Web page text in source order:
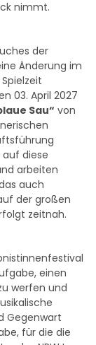
Änderung im
03. April 2027
Sau“von
auf diese
arbeiten
auch
der großen
zeitnah.
einen
werfen und
für die die
NRW Ina